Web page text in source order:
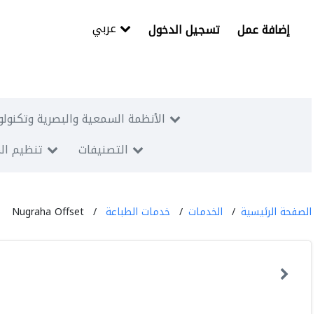
تسجيل الدخول إضافة عمل
الأنظمة السمعية والبصرية
تنظيم التصنيفات
الصفحة الرئيسية الخدمات خدمات الطباعة Nugraha Offset